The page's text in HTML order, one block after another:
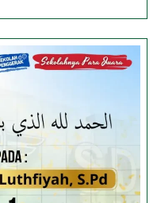
Sekolah